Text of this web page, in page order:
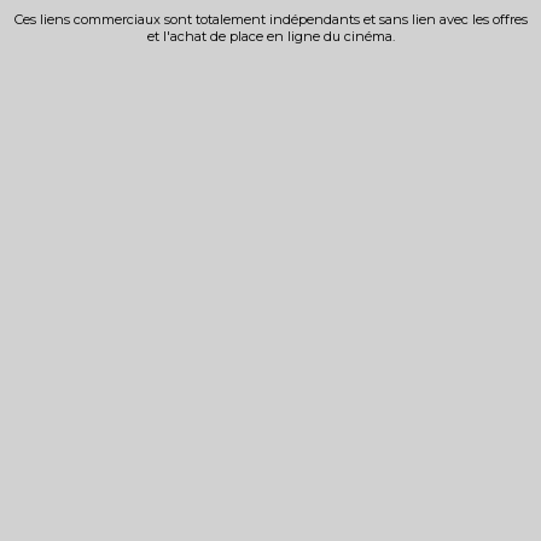
Ces liens commerciaux sont totalement indépendants et sans lien avec les offres
et l'achat de place en ligne du cinéma.